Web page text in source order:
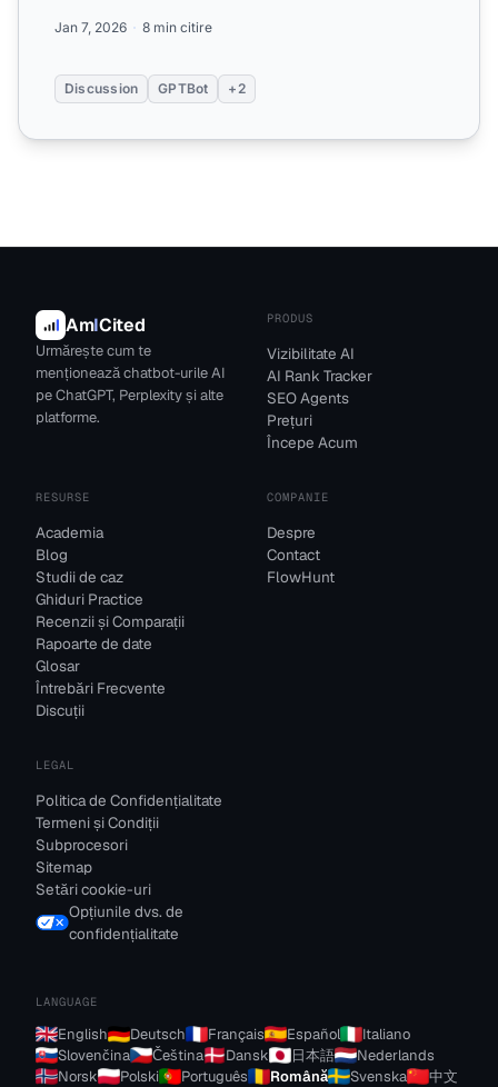
Jan 7, 2026 8 min citire
Discussion GPTBot +2
AmICited
Urmărește cum te
menționează chatbot-urile AI
pe ChatGPT, Perplexity și alte
platforme.
PRODUS
Vizibilitate AI
AI Rank Tracker
SEO Agents
Prețuri
Începe Acum
RESURSE
Academia
Blog
Studii de caz
Ghiduri Practice
Recenzii și Comparații
Rapoarte de date
Glosar
Întrebări Frecvente
Discuții
COMPANIE
Despre
Contact
FlowHunt
LEGAL
Politica de Confidențialitate
Termeni și Condiții
Subprocesori
Sitemap
Setări cookie-uri
Opțiunile dvs. de
confidențialitate
LANGUAGE
English Deutsch Français Español
Italiano
Slovenčina
Čeština Dansk 日本語
Nederlands
Norsk
Polski Português Română Svenska 中文